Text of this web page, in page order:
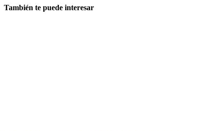
También te puede interesar